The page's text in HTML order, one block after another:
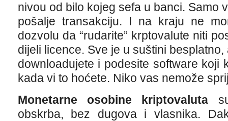
nivou od bilo kojeg sefa u banci. Samo
pošalje transakciju. I na kraju ne
dozvolu da “rudarite” krptovalute niti
dijeli licence. Sve je u suštini
downloadujete i podesite software koji
kada vi to hoćete. Niko vas nemože
Monetarne osobine kriptovaluta
obskrba, bez dugova i vlasnika.